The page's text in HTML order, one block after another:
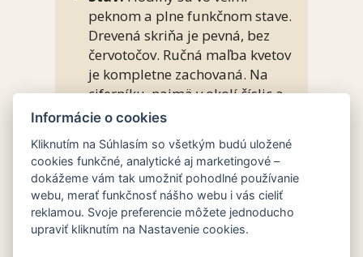
peknom a plne funkčnom stave.
Drevená skriňa je pevná, bez
červotočov. Ručná maľba kvetov
je kompletne zachovaná. Na
ciferníku, najmä v okolí číslic a
stredovej osi ručičiek, sa
dobové stmavnutie a jemné
vrásky materiálu, ktoré
potvrdzujú vek starožitnosti a
sú plne zohľadnené v cene.
Využitie:Nádherná funkčná
Informácie o cookies
Kliknutím na Súhlasím so všetkým budú uložené
cookies funkčné, analytické aj marketingové –
dokážeme vám tak umožniť pohodlné používanie
webu, merať funkčnosť nášho webu i vás cieliť
reklamou. Svoje preferencie môžete jednoducho
upraviť kliknutím na Nastavenie cookies.